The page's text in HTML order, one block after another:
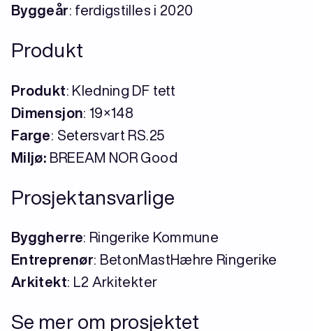
Byggeår: ferdigstilles i 2020
Produkt
Produkt: Kledning DF tett
Dimensjon: 19×148
Farge: Setersvart RS.25
Miljø: BREEAM NOR Good
Prosjektansvarlige
Byggherre: Ringerike Kommune
Entreprenør: BetonMastHæhre Ringerike
Arkitekt: L2 Arkitekter
Se mer om prosjektet